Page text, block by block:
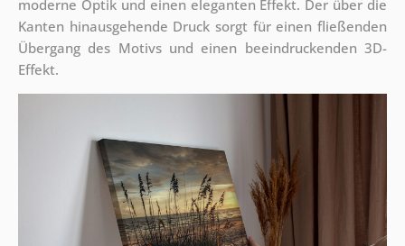
moderne Optik und einen eleganten Effekt. Der über die
Kanten hinausgehende Druck sorgt für einen fließenden
Übergang des Motivs und einen beeindruckenden 3D-
Effekt.